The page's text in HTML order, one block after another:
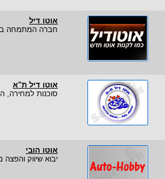
אוטו דיל
חברה המתמחה
אוטו דיל ת"א
סוכנות למחירה,
אוטו הובי
יבוא שיווק